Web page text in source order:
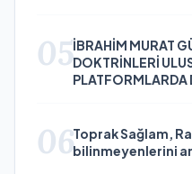
05İBRAHİM MURAT
DOKTRİNLERİ
PLATFORMLARDA
06Toprak Sağlam,
bilinmeyenlerini